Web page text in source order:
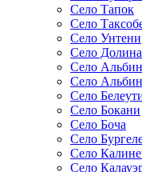
Село Тапок
Село
Село Унтени
Село
Село
Село
Село
Село Бокани
Село Боча
Село
Село
Село